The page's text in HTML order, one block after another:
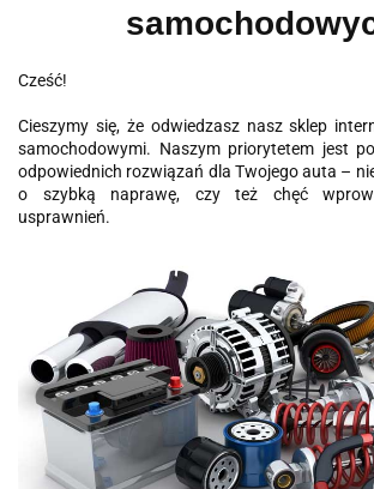
Cześć!
Cieszymy się, że odwiedzasz nasz sklep
samochodowymi. Naszym priorytetem jest
odpowiednich rozwiązań dla Twojego auta –
o szybką naprawę, czy też chęć
usprawnień.